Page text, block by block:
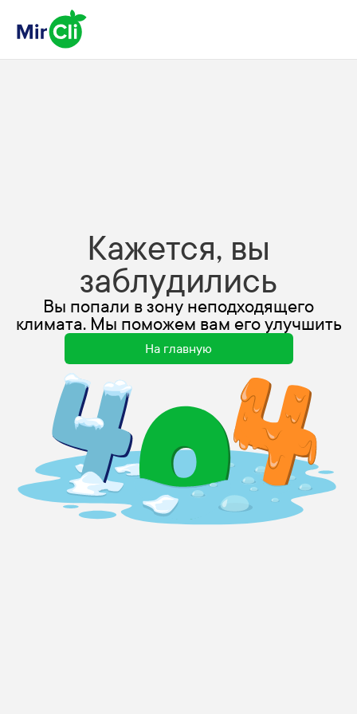
Кажется, вы
заблудились
Вы попали в зону неподходящего
климата. Мы поможем вам его улучшить
На главную